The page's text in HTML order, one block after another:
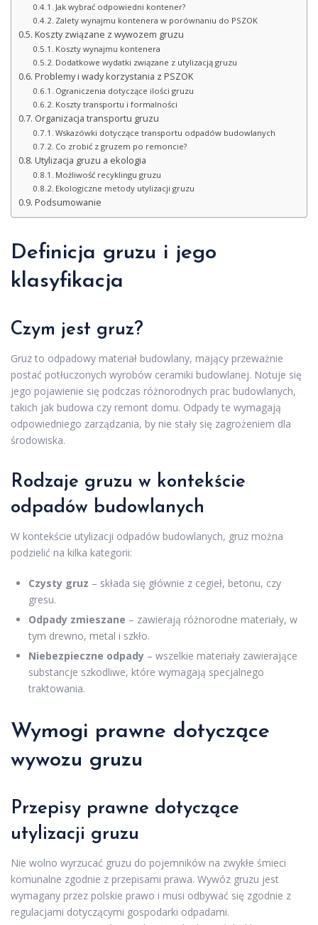
Jak wybrać odpowiedni kontener?
Zalety wynajmu kontenera w porównaniu do PSZOK
Koszty związane z wywozem gruzu
Koszty wynajmu kontenera
Dodatkowe wydatki związane z utylizacją gruzu
Problemy i wady korzystania z PSZOK
Ograniczenia dotyczące ilości gruzu
Koszty transportu i formalności
Organizacja transportu gruzu
Wskazówki dotyczące transportu odpadów budowlanych
Co zrobić z gruzem po remoncie?
Utylizacja gruzu a ekologia
Możliwość recyklingu gruzu
Ekologiczne metody utylizacji gruzu
Podsumowanie
Definicja gruzu i jego
klasyfikacja
Czym jest gruz?
Gruz to odpadowy materiał budowlany, mający przeważnie
postać potłuczonych wyrobów ceramiki budowlanej. Notuje się
jego pojawienie się podczas różnorodnych prac budowlanych,
takich jak budowa czy remont domu. Odpady te wymagają
odpowiedniego zarządzania, by nie stały się zagrożeniem dla
środowiska.
Rodzaje gruzu w kontekście
odpadów budowlanych
W kontekście utylizacji odpadów budowlanych, gruz można
podzielić na kilka kategorii:
Czysty gruz – składa się głównie z cegieł, betonu, czy
gresu.
Odpady zmieszane – zawierają różnorodne materiały, w
tym drewno, metal i szkło.
Niebezpieczne odpady – wszelkie materiały zawierające
substancje szkodliwe, które wymagają specjalnego
traktowania.
Wymogi prawne dotyczące
wywozu gruzu
Przepisy prawne dotyczące
utylizacji gruzu
Nie wolno wyrzucać gruzu do pojemników na zwykłe śmieci
komunalne zgodnie z przepisami prawa. Wywóz gruzu jest
wymagany przez polskie prawo i musi odbywać się zgodnie z
regulacjami dotyczącymi gospodarki odpadami.